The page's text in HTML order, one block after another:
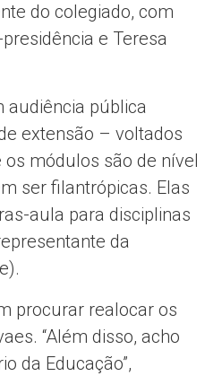
do colegiado, com
e Teresa
audiência pública
extensão – voltados
módulos são de nível
ser filantrópicas. Elas
aula para disciplinas
da
procurar realocar os
“Além disso, acho
da Educação”,